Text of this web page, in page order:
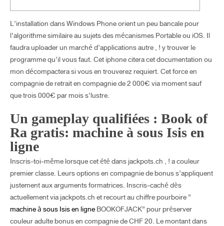
L’installation dans Windows Phone orient un peu bancale pour
l’algorithme similaire au sujets des mécanismes Portable ou iOS. Il
faudra uploader un marché d’applications autre , ! y trouver le
programme qu’il vous faut. Cet iphone citera cet documentation ou
mon décompactera si vous en trouverez requiert.Cet force en
compagnie de retrait en compagnie de 2 000€ via moment sauf
que trois 000€ par mois s’lustre.
Un gameplay qualifiées : Book of
Ra gratis: machine à sous Isis en
ligne
Inscris-toi-même lorsque cet été dans jackpots.ch , ! a couleur
premier classe. Leurs options en compagnie de bonus s’appliquent
justement aux arguments formatrices. Inscris-caché dès
actuellement via jackpots.ch et recourt au chiffre pourboire ”
machine à sous Isis en ligneBOOKOFJACK” pour préserver
couleur adulte bonus en compagnie de CHF 20. Le montant dans